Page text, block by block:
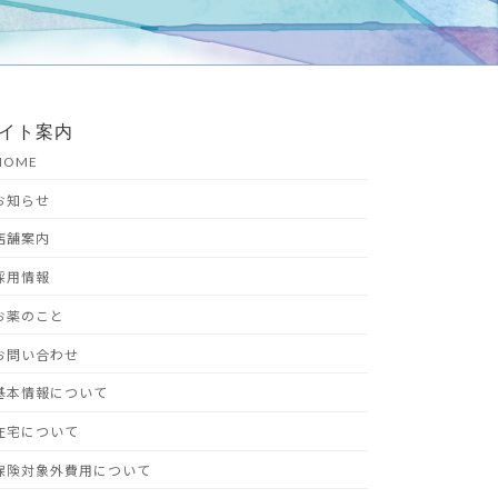
ト案内
知らせ
舗案内
用情報
薬のこと
問い合わせ
本情報について
宅について
険対象外費用について